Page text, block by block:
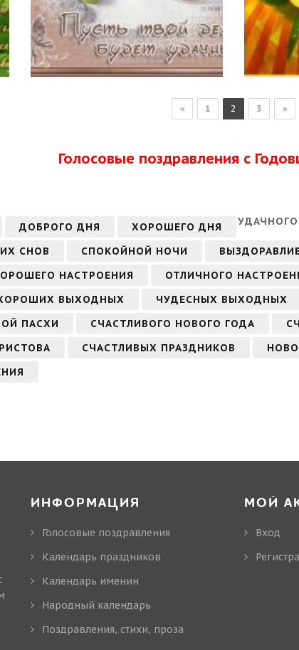
« 1 2 3 »
Голосовые поздравления с
ДОБРОГО ДНЯ ХОРОШЕГО ДНЯ
СНОВ СПОКОЙНОЙ НОЧИ
НАСТРОЕНИЯ ОТЛИЧНОГО
ВЫХОДНЫХ ЧУДЕСНЫХ ВЫХОДНЫХ
ПАСХИ СЧАСТЛИВОГО НОВОГО ГОДА
СЧАСТЛИВЫХ ПРАЗДНИКОВ
ИНФОРМАЦИЯ
Голосовые поздравления
Календарь праздников
Календарь именин
Народный календарь
Поздравления, стихи, проза
МОЙ
Вход